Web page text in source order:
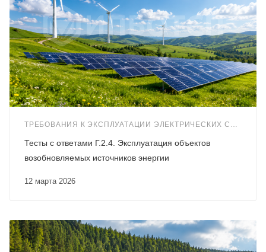
ТРЕБОВАНИЯ К ЭКСПЛУАТАЦИИ ЭЛЕКТРИЧЕСКИХ СТАНЦИЙ И СЕТЕЙ (Г.2)
12 марта 2026
Тесты с ответами Г.2.4. Эксплуатация объектов
возобновляемых источников энергии